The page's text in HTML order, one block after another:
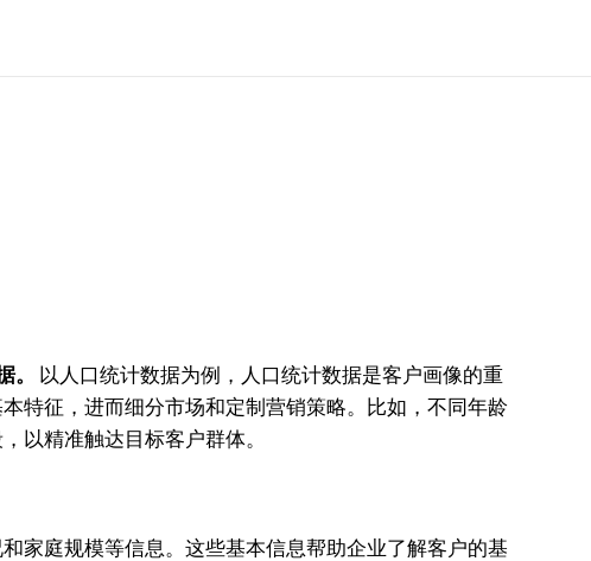
。
以人口统计数据为例，人口统计数据是客户画像的重
特征，进而细分市场和定制营销策略。比如，不同年龄
以精准触达目标客户群体。
家庭规模等信息。这些基本信息帮助企业了解客户的基